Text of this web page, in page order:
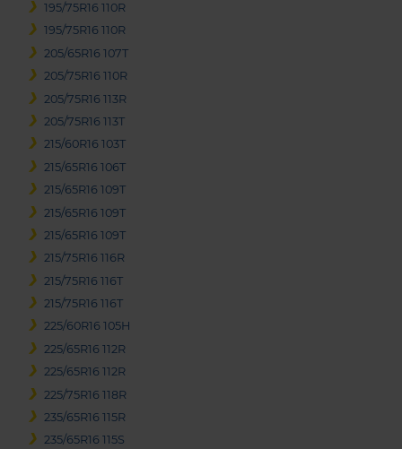
195/75R16 110R
195/75R16 110R
205/65R16 107T
205/75R16 110R
205/75R16 113R
205/75R16 113T
215/60R16 103T
215/65R16 106T
215/65R16 109T
215/65R16 109T
215/65R16 109T
215/75R16 116R
215/75R16 116T
215/75R16 116T
225/60R16 105H
225/65R16 112R
225/65R16 112R
225/75R16 118R
235/65R16 115R
235/65R16 115S